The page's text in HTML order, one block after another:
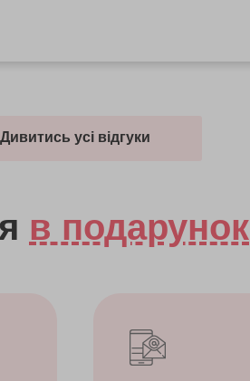
Дивитись усі відгуки
в подарунок